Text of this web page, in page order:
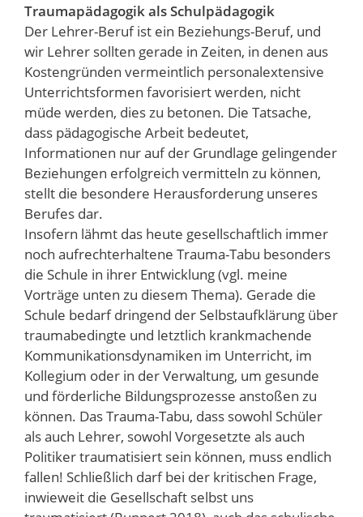
Traumapädagogik als Schulpädagogik
Der Lehrer-Beruf ist ein Beziehungs-Beruf, und
wir Lehrer sollten gerade in Zeiten, in denen aus
Kostengründen vermeintlich personalextensive
Unterrichtsformen favorisiert werden, nicht
müde werden, dies zu betonen. Die Tatsache,
dass pädagogische Arbeit bedeutet,
Informationen nur auf der Grundlage gelingender
Beziehungen erfolgreich vermitteln zu können,
stellt die besondere Herausforderung unseres
Berufes dar.
Insofern lähmt das heute gesellschaftlich immer
noch aufrechterhaltene Trauma-Tabu besonders
die Schule in ihrer Entwicklung (vgl. meine
Vorträge unten zu diesem Thema). Gerade die
Schule bedarf dringend der Selbstaufklärung über
traumabedingte und letztlich krankmachende
Kommunikationsdynamiken im Unterricht, im
Kollegium oder in der Verwaltung, um gesunde
und förderliche Bildungsprozesse anstoßen zu
können. Das Trauma-Tabu, dass sowohl Schüler
als auch Lehrer, sowohl Vorgesetzte als auch
Politiker traumatisiert sein können, muss endlich
fallen! Schließlich darf bei der kritischen Frage,
inwieweit die Gesellschaft selbst uns